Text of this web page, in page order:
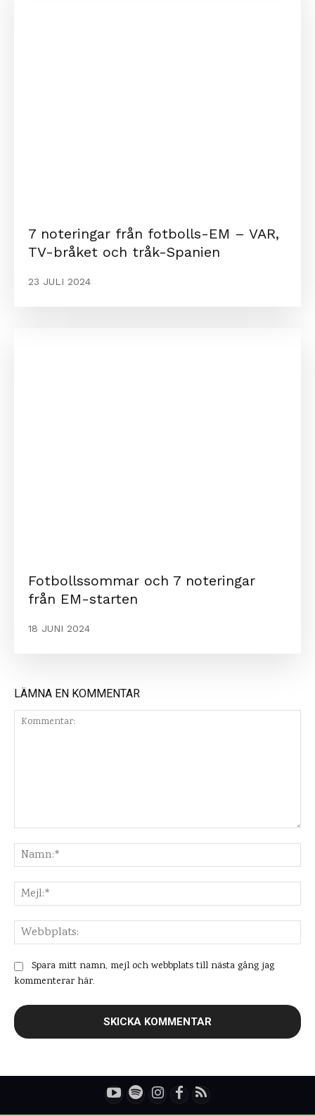
7 noteringar från fotbolls-EM – VAR,
TV-bråket och tråk-Spanien
23 JULI 2024
Fotbollssommar och 7 noteringar
från EM-starten
18 JUNI 2024
LÄMNA EN KOMMENTAR
Spara mitt namn, mejl och webbplats till nästa gång jag
kommenterar här.